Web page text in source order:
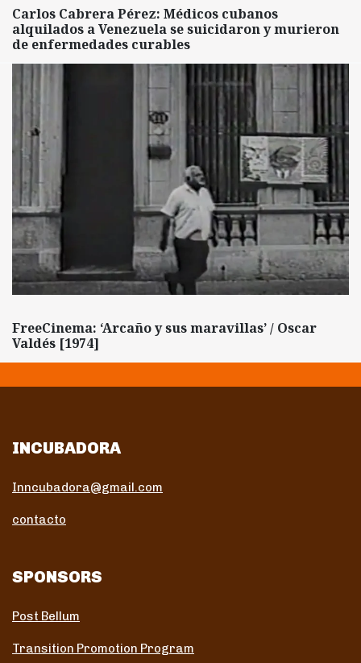
Carlos Cabrera Pérez: Médicos cubanos
alquilados a Venezuela se suicidaron y murieron
de enfermedades curables
FreeCinema: ‘Arcaño y sus maravillas’ / Oscar
Valdés [1974]
INCUBADORA
Inncubadora@gmail.com
contacto
SPONSORS
Post Bellum
Transition Promotion Program